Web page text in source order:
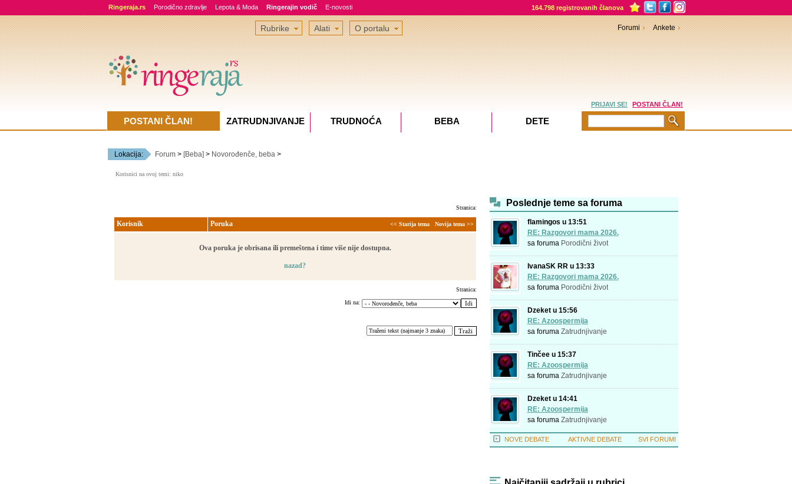
Ringeraja.rs Porodično zdravlje Lepota & Moda Ringerajin vodič E-novosti 164.798 registrovanih članova
Lokacija: Forum> [Beba] > Novorođenče, beba>
Korisnici na ovoj temi: niko
Stranica:
Korisnik Poruka << Starija tema Novija tema >>
Ova poruka je obrisana ili premeštena i time više nije dostupna.
nazad?
Stranica:
Idi na:
Poslednje teme sa foruma
flamingos u 13:51
RE: Razgovori mama 2026.
sa foruma Porodični život
IvanaSK RR u 13:33
RE: Razgovori mama 2026.
sa foruma Porodični život
Dzeket u 15:56
RE: Azoospermija
sa foruma Zatrudnjivanje
Tinčee u 15:37
RE: Azoospermija
sa foruma Zatrudnjivanje
Dzeket u 14:41
RE: Azoospermija
sa foruma Zatrudnjivanje
NOVE DEBATE AKTIVNE DEBATE SVI FORUMI
Rubrike Alati O portalu Forumi Ankete
PRIJAVI SE! POSTANI ČLAN!
POSTANI ČLAN! ZATRUDNJIVANJE TRUDNOĆA BEBA DETE